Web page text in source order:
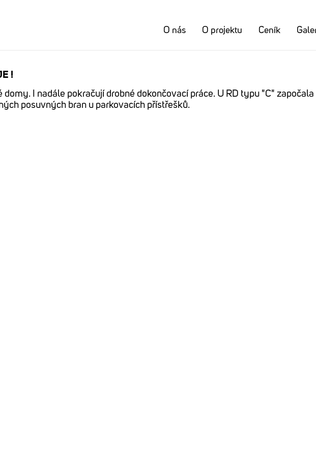
O nás O projektu Ceník
!
I nadále pokračují drobné dokončovací práce. U RD typu "C"
posuvných bran u parkovacích přístřešků.